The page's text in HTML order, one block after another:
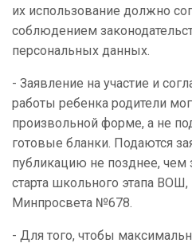
их использование должно
соблюдением
персональных данных.
- Заявление на участие и
работы ребенка родители
произвольной форме, а не
готовые бланки. Подаются
публикацию не позднее, чем
старта школьного этапа ВОШ,
Минпросвета №678.
- Для того, чтобы